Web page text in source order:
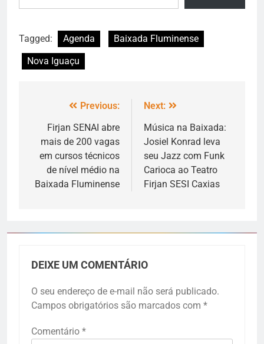
Tagged: Agenda
Baixada Fluminense
Nova Iguaçu
Previous:
Firjan SENAI abre
mais de 200 vagas
em cursos técnicos
de nível médio na
Baixada Fluminense
Next:
Música na Baixada:
Josiel Konrad leva
seu Jazz com Funk
Carioca ao Teatro
Firjan SESI Caxias
DEIXE UM COMENTÁRIO
O seu endereço de e-mail não será publicado.
Campos obrigatórios são marcados com *
Comentário *